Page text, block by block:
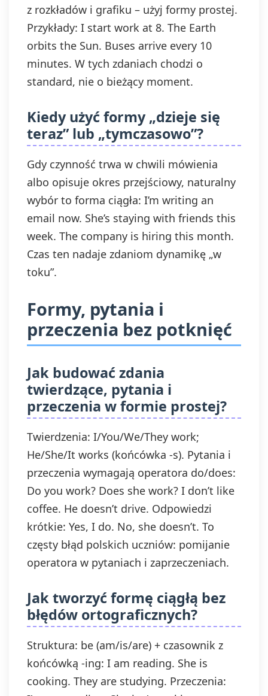
z rozkładów i grafiku – użyj formy prostej.
Przykłady: I start work at 8. The Earth
orbits the Sun. Buses arrive every 10
minutes. W tych zdaniach chodzi o
standard, nie o bieżący moment.
Kiedy użyć formy „dzieje się
teraz” lub „tymczasowo”?
Gdy czynność trwa w chwili mówienia
albo opisuje okres przejściowy, naturalny
wybór to forma ciągła: I’m writing an
email now. She’s staying with friends this
week. The company is hiring this month.
Czas ten nadaje zdaniom dynamikę „w
toku”.
Formy, pytania i
przeczenia bez potknięć
Jak budować zdania
twierdzące, pytania i
przeczenia w formie prostej?
Twierdzenia: I/You/We/They work;
He/She/It works (końcówka -s). Pytania i
przeczenia wymagają operatora do/does:
Do you work? Does she work? I don’t like
coffee. He doesn’t drive. Odpowiedzi
krótkie: Yes, I do. No, she doesn’t. To
częsty błąd polskich uczniów: pomijanie
operatora w pytaniach i zaprzeczeniach.
Jak tworzyć formę ciągłą bez
błędów ortograficznych?
Struktura: be (am/is/are) + czasownik z
końcówką -ing: I am reading. She is
cooking. They are studying. Przeczenia: